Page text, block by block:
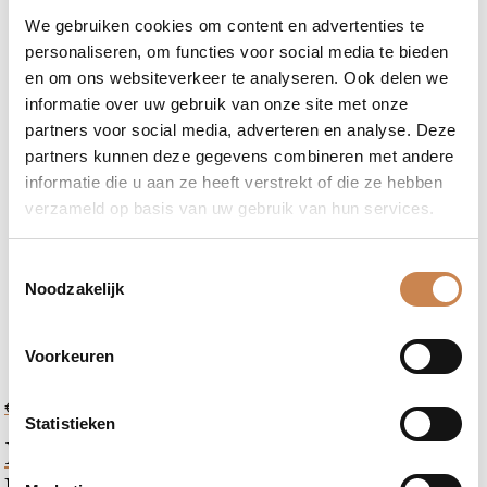
We gebruiken cookies om content en advertenties te
personaliseren, om functies voor social media te bieden
en om ons websiteverkeer te analyseren. Ook delen we
informatie over uw gebruik van onze site met onze
partners voor social media, adverteren en analyse. Deze
partners kunnen deze gegevens combineren met andere
informatie die u aan ze heeft verstrekt of die ze hebben
verzameld op basis van uw gebruik van hun services.
Noodzakelijk
Voorkeuren
Statistieken
€
Khoi San Red Bush Tea | loose